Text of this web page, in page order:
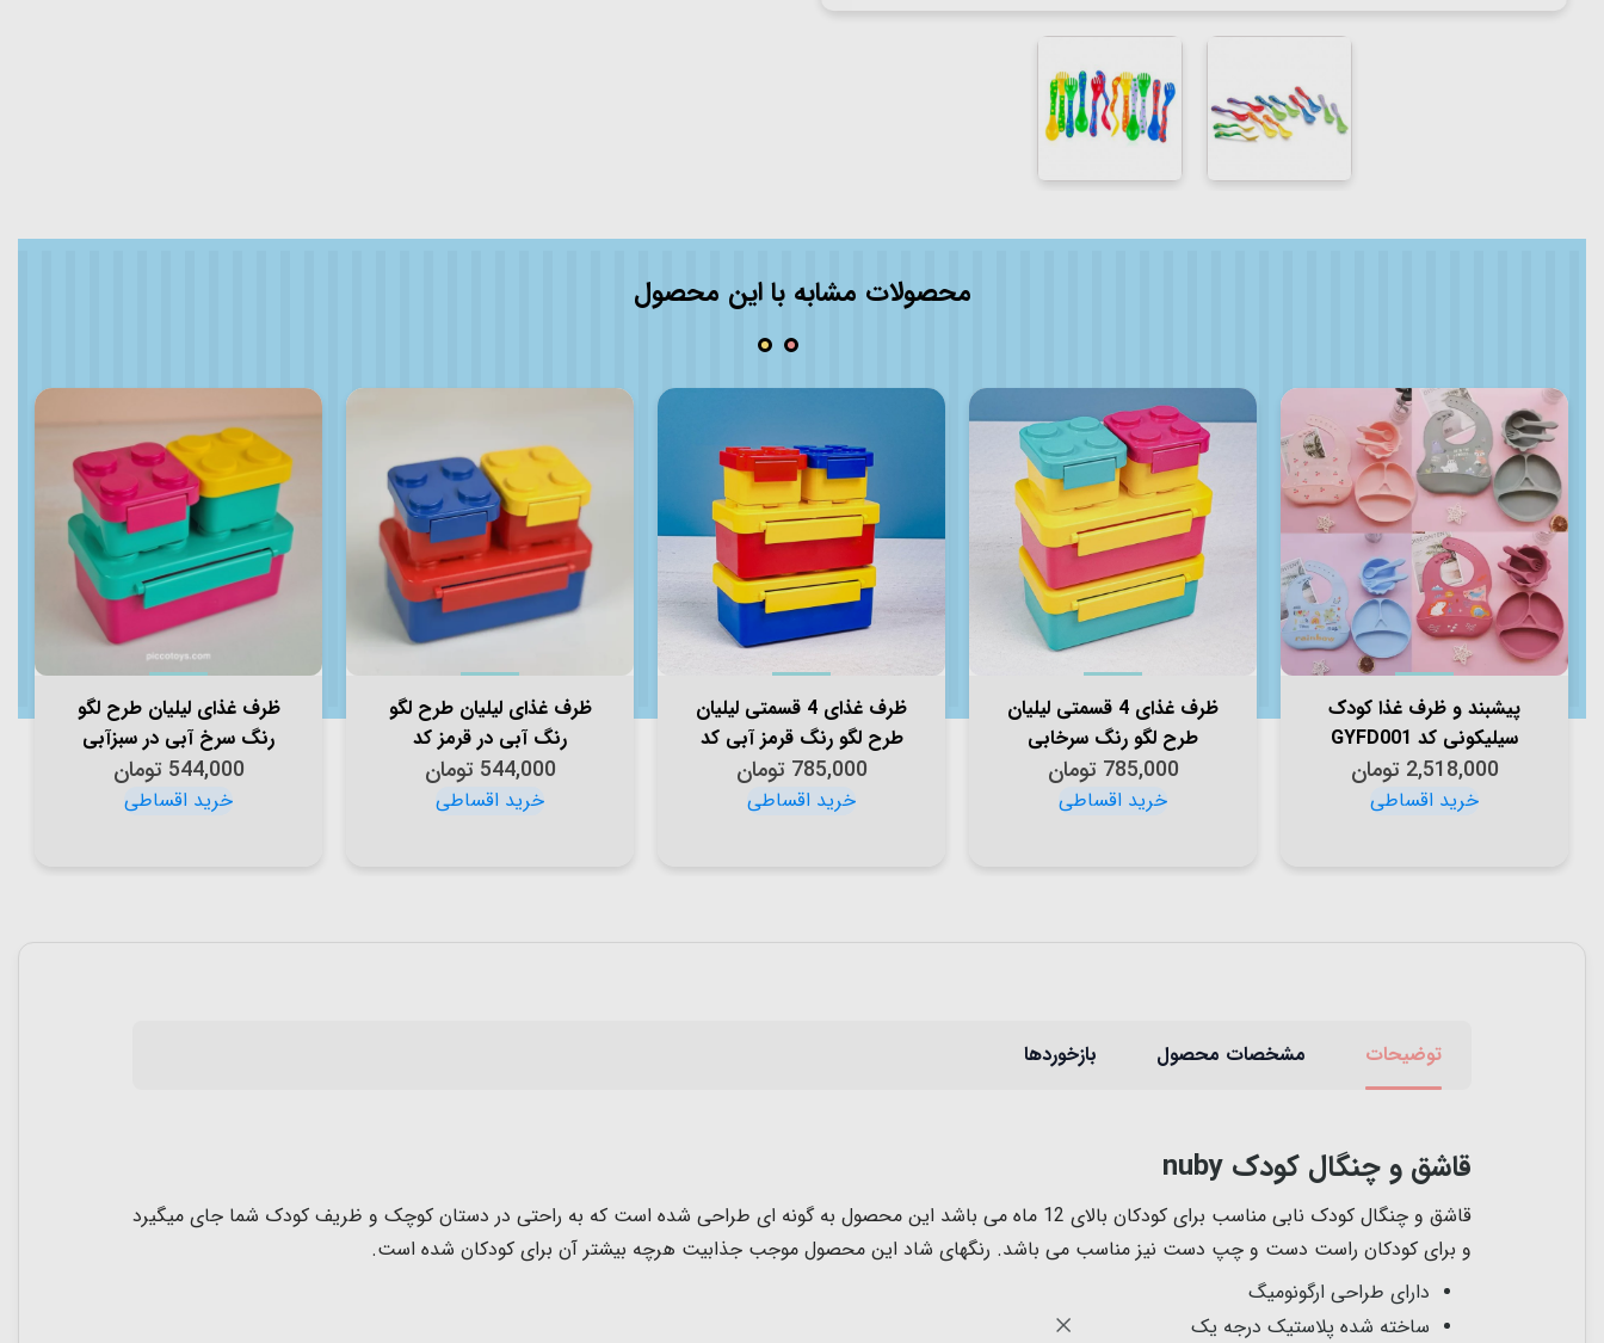
محصولات مشابه با این محصول
پیشبند و ظرف غذا کودک
سیلیکونی کد GYFD001
2,518,000 تومان
ظرف غذای 4 قسمتی لیلیان
طرح لگو رنگ سرخابی
سبزآبی کد P/82143/B
785,000 تومان
ظرف غذای 4 قسمتی لیلیان
طرح لگو رنگ قرمز آبی کد
P/82143/A
785,000 تومان
ظرف غذای لیلیان طرح لگو
رنگ آبی در قرمز کد
P/82142/F
544,000 تومان
ظرف غذای لیلیان طرح لگو
رنگ سرخ آبی در سبزآبی
کد P/82142/D
544,000 تومان
توضیحات مشخصات محصول بازخوردها
قاشق و چنگال کودک nuby
قاشق و چنگال کودک نابی مناسب برای کودکان بالای 12 ماه می باشد این محصول به گونه ای طراحی شده است که به راحتی در دستان کوچک و ظریف کودک شما جای میگیرد
و برای کودکان راست دست و چپ دست نیز مناسب می باشد. رنگهای شاد این محصول موجب جذابیت هرچه بیشتر آن برای کودکان شده است.
دارای طراحی ارگونومیگ
ساخته شده پلاستیک درجه یک